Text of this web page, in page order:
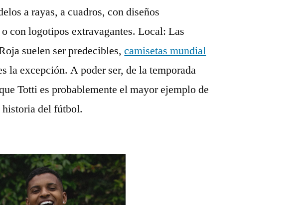
a rayas, a cuadros, con diseños
con logotipos extravagantes. Local: Las
suelen ser predecibles,camisetas mundial
la excepción. A poder ser, de la temporada
Totti es probablemente el mayor ejemplo de
historia del fútbol.